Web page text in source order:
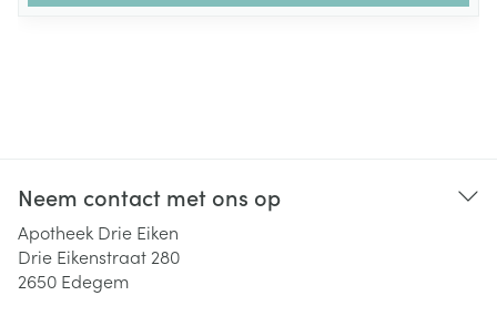
Neem contact met ons op
Apotheek Drie Eiken
Drie Eikenstraat 280
2650 Edegem